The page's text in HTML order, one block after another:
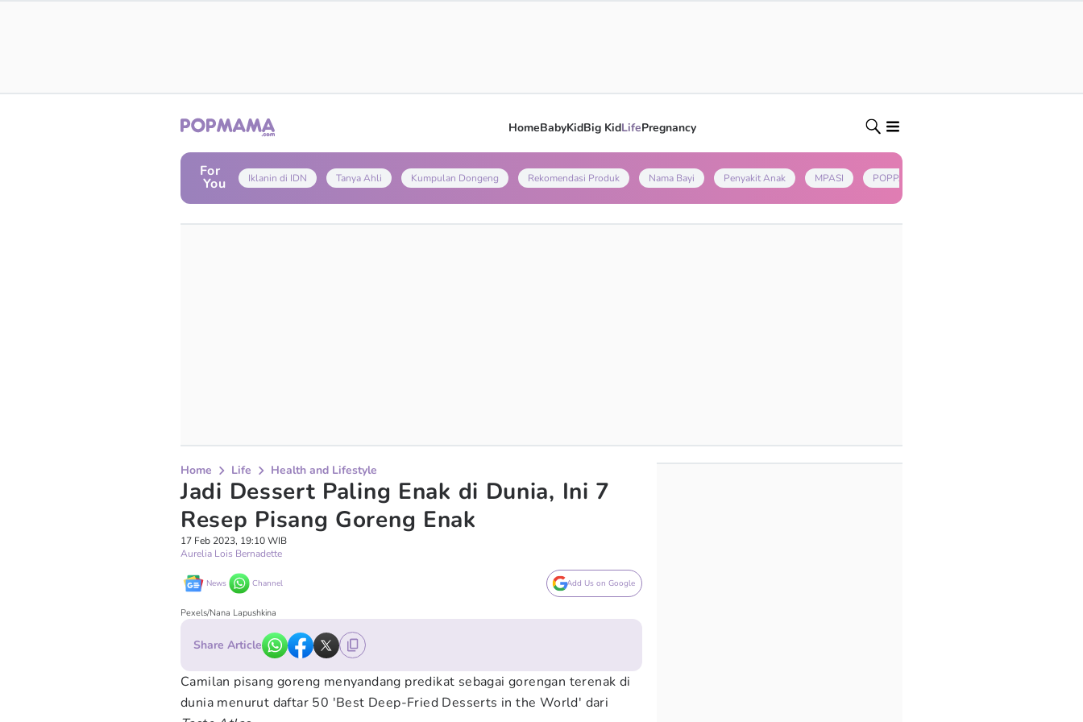
HomeBabyKidBig KidLifePregnancy
For
You Iklanin di IDN Tanya Ahli Kumpulan Dongeng Rekomendasi Produk Nama Bayi Penyakit Anak MPASI POPPAPA
Home Life Health and Lifestyle
Jadi Dessert Paling Enak di Dunia, Ini 7
Resep Pisang Goreng Enak
17 Feb 2023, 19:10 WIB
Aurelia Lois Bernadette
News Channel Add Us on Google
Pexels/Nana Lapushkina
Share Article
Camilan pisang goreng menyandang predikat sebagai gorengan terenak di
dunia menurut daftar 50 'Best Deep-Fried Desserts in the World' dari